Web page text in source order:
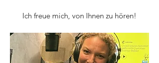
Ich freue mich, von Ihnen zu hören!